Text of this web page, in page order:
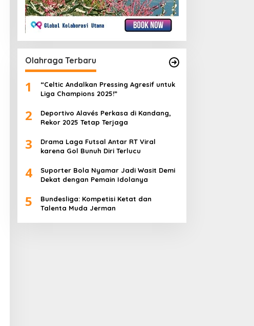
Olahraga Terbaru
1
“Celtic Andalkan Pressing Agresif untuk
Liga Champions 2025!”
2
Deportivo Alavés Perkasa di Kandang,
Rekor 2025 Tetap Terjaga
3
Drama Laga Futsal Antar RT Viral
karena Gol Bunuh Diri Terlucu
4
Suporter Bola Nyamar Jadi Wasit Demi
Dekat dengan Pemain Idolanya
5
Bundesliga: Kompetisi Ketat dan
Talenta Muda Jerman